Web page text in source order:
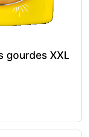
gourdes XXL